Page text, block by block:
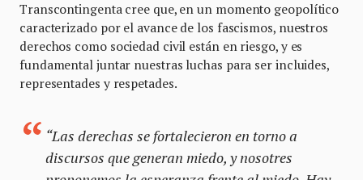
Transcontingenta cree que, en un momento geopolítico
caracterizado por el avance de los fascismos, nuestros
derechos como sociedad civil están en riesgo, y es
fundamental juntar nuestras luchas para ser incluides,
representades y respetades.
“Las derechas se fortalecieron en torno a
discursos que generan miedo, y nosotres